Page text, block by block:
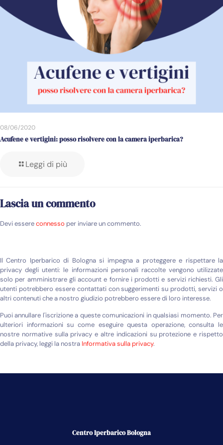
08/06/2020
Acufene e vertigini: posso risolvere con la camera iperbarica?
Leggi di più
Lascia un commento
Devi essereconnesso per inviare un commento.
Il Centro Iperbarico di Bologna si impegna a proteggere e rispettare la
privacy degli utenti: le informazioni personali raccolte vengono utilizzate
solo per amministrare gli account e fornire i prodotti e servizi richiesti. Gli
utenti potrebbero essere contattati con suggerimenti su prodotti, servizi o
altri contenuti che a nostro giudizio potrebbero essere di loro interesse.
Puoi annullare l'iscrizione a queste comunicazioni in qualsiasi momento. Per
ulteriori informazioni su come eseguire questa operazione, consulta le
nostre normative sulla privacy e altre indicazioni su protezione e rispetto
della privacy, leggi la nostra Informativa sulla privacy.
Centro Iperbarico Bologna